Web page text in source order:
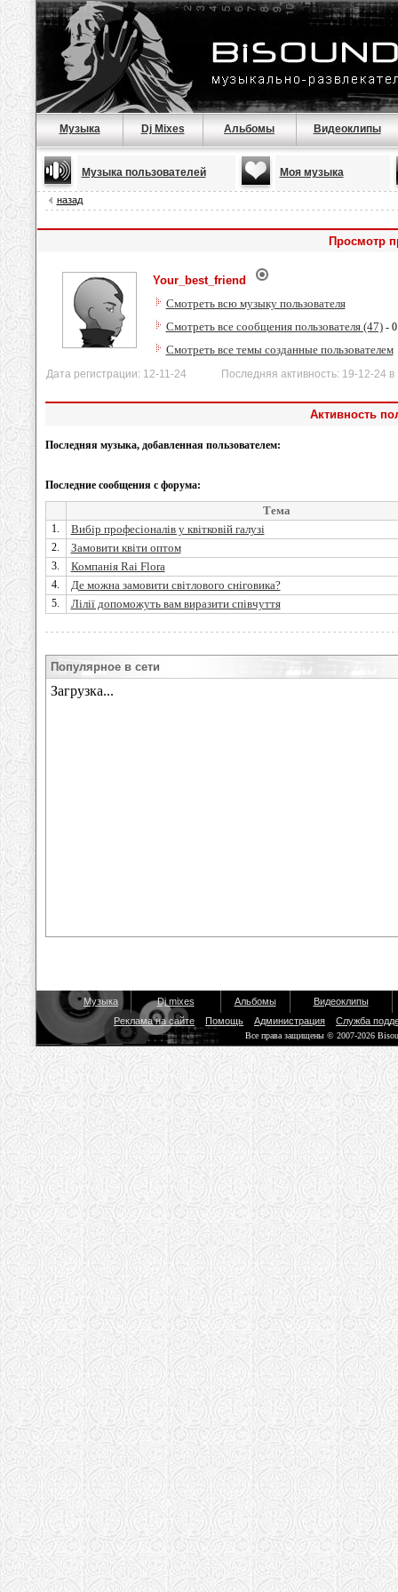
Музыка Dj Mixes Альбомы Видеоклипы
Музыка пользователей Моя музыка
назад
Просмотр
Your_best_friend
Смотреть всю музыку пользователя
Смотреть все сообщения пользователя (47)-
Смотреть все темы созданные пользователем
Дата регистрации: 12-11-24 Последняя активность: 19-12-24 в
Активность
Последняя музыка, добавленная пользователем:
Последние сообщения с форума:
Тема
1. Вибір професіоналів у квітковій галузі
2. Замовити квіти оптом
3. Компанія Rai Flora
4. Де можна замовити світлового сніговика?
5. Лілії допоможуть вам виразити співчуття
Популярное в сети
Музыка Dj mixes Альбомы
Видеоклипы
Реклама на сайте
Помощь Администрация Служба
Все права защищены © 2007-2026